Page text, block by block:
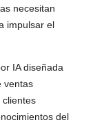
necesitan
impulsar el
IA diseñada
ventas
clientes
del